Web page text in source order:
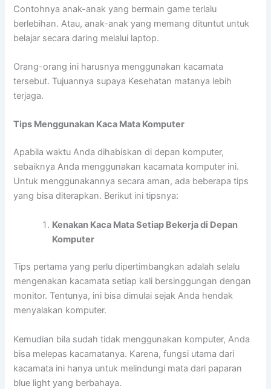
Contohnya anak-anak yang bermain game terlalu
berlebihan. Atau, anak-anak yang memang dituntut untuk
belajar secara daring melalui laptop.
Orang-orang ini harusnya menggunakan kacamata
tersebut. Tujuannya supaya Kesehatan matanya lebih
terjaga.
Tips Menggunakan Kaca Mata Komputer
Apabila waktu Anda dihabiskan di depan komputer,
sebaiknya Anda menggunakan kacamata komputer ini.
Untuk menggunakannya secara aman, ada beberapa tips
yang bisa diterapkan. Berikut ini tipsnya:
Kenakan Kaca Mata Setiap Bekerja di Depan
Komputer
Tips pertama yang perlu dipertimbangkan adalah selalu
mengenakan kacamata setiap kali bersinggungan dengan
monitor. Tentunya, ini bisa dimulai sejak Anda hendak
menyalakan komputer.
Kemudian bila sudah tidak menggunakan komputer, Anda
bisa melepas kacamatanya. Karena, fungsi utama dari
kacamata ini hanya untuk melindungi mata dari paparan
blue light yang berbahaya.